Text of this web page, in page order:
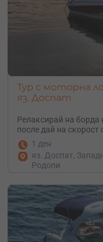
Тур с моторна
яз. Доспат
Релаксирай на борда
после дай на скорост
1 ден
яз. Доспат,
Родопи